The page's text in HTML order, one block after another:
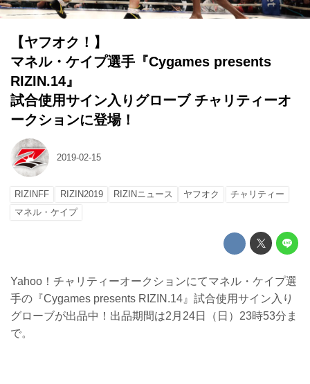
【ヤフオク！】
マネル・ケイプ選手『Cygames presents
RIZIN.14』
試合使用サイン入りグローブ チャリティーオ
ークションに登場！
2019-02-15
RIZINFF RIZIN2019 RIZINニュース ヤフオク
チャリティー
マネル・ケイプ
Yahoo！チャリティーオークションにてマネル・ケイプ選
手の『Cygames presents RIZIN.14』試合使用サイン入り
グローブが出品中！出品期間は2月24日（日）23時53分ま
で。